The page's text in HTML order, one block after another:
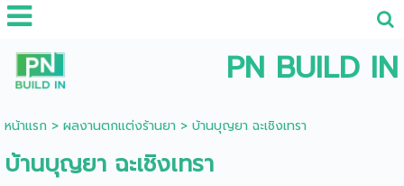
PN BUILD IN
หน้าแรก > ผลงานตกแต่งร้านยา> บ้านบุญยา ฉะเชิงเทรา
บ้านบุญยา ฉะเชิงเทรา